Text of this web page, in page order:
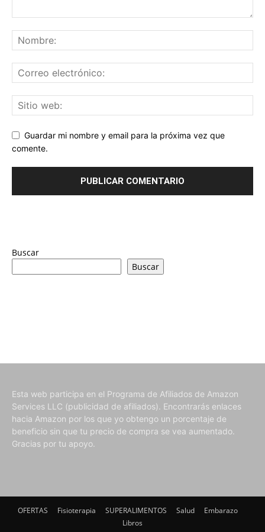
Guardar mi nombre y email para la próxima vez que
comente.
Buscar
Buscar
Esta web participa en el Programa de Afiliados de Amazon
Services LLC (publicidad de afiliados). Encontrarás enlaces
hacia Amazon por los que yo obtengo un porcentaje de
beneficio sin que tu precio de compra se vea aumentado.
Gracias por tu apoyo.
OFERTAS Fisioterapia SUPERALIMENTOS Salud
Embarazo
Libros